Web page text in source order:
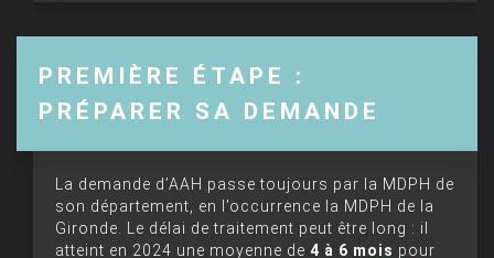
PREMIÈRE ÉTAPE :
PRÉPARER SA DEMANDE
La demande d’AAH passe toujours par la MDPH de
son département, en l’occurrence la MDPH de la
Gironde. Le délai de traitement peut être long : il
atteint en 2024 une moyenne de 4 à 6 mois pour